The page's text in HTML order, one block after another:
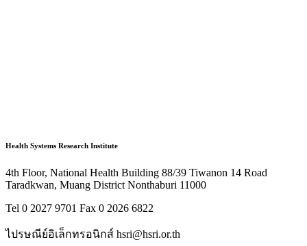
Health Systems Research Institute
4th Floor, National Health Building 88/39 Tiwanon 14 Road
Taradkwan, Muang District Nonthaburi 11000
Tel 0 2027 9701 Fax 0 2026 6822
ไปรษณีย์อิเล็กทรอนิกส์ hsri@hsri.or.th